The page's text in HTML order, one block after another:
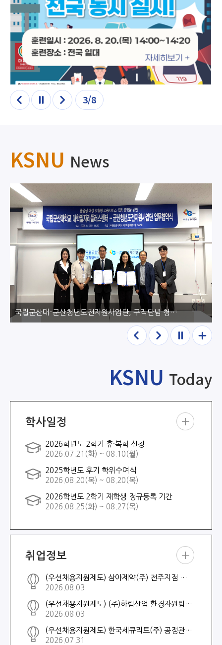
3/8
KSNU News
국립군산대-군산청년도전지원사업단, 구직단념 청년 취업지원 위해 ‘협약’체..
KSNU Today
학사일정
2026학년도 2학기 휴·복학 신청
2026.07.21(화) ~ 08.10(월)
2025학년도 후기 학위수여식
2026.08.20(목) ~ 08.20(목)
2026학년도 2학기 재학생 정규등록 기간
2026.08.25(화) ~ 08.27(목)
취업정보
(우선채용지원제도) 삼아제약(주) 전주지점 영업팀 사원 모집
2026.08.03
(우선채용지원제도) (주)하림산업 환경자원팀 채용
2026.08.03
(우선채용지원제도) 한국세큐리트(주) 공정관리 엔지니어 채용
2026.07.31
정보
기